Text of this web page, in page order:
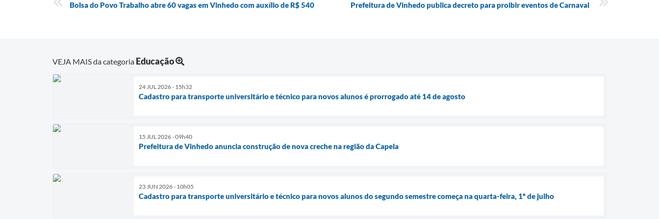
Bolsa do Povo Trabalho abre 60 vagas em Vinhedo com auxílio de R$ 540 Prefeitura de Vinhedo publica decreto para proibir eventos de Carnaval
VEJA MAIS da categoria Educação
24 JUL 2026 - 15h32
Cadastro para transporte universitário e técnico para novos alunos é prorrogado até 14 de agosto
15 JUL 2026 - 09h40
Prefeitura de Vinhedo anuncia construção de nova creche na região da Capela
23 JUN 2026 - 10h05
Cadastro para transporte universitário e técnico para novos alunos do segundo semestre começa na quarta-feira, 1º de julho